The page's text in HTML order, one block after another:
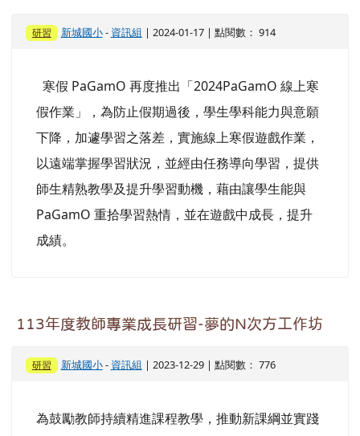
研習 新城國小- 資訊組 | 2024-01-17 | 點閱數： 914
寒假 PaGamO 再度推出「2024PaGamO 線上寒
假作業」，為防止假期過後，學生學科能力與意願
下降，加遽學習之落差，實施線上寒假遊戲作業，
以遠端掌握學習狀況，並經由任務導向學習，提供
師生精熟教學及提升學習動機，藉由讓學生能與
PaGamO 重拾學習熱情，並在遊戲中成長，提升
成績。
113年度教師專業成長研習-夢的N次方工作坊
研習 新城國小- 資訊組 | 2023-12-29 | 點閱數： 776
為鼓勵教師持續精進課程教學，推動新課綱並實踐